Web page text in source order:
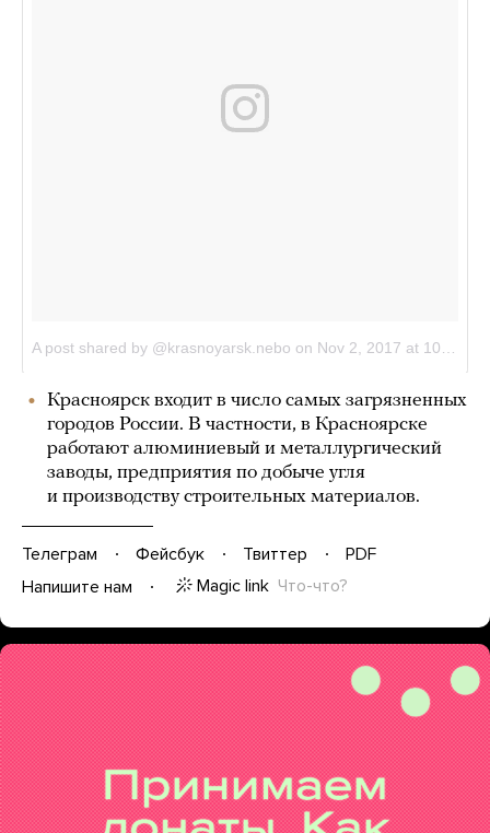
Красноярск входит в число самых загрязненных
городов России. В частности, в Красноярске
работают алюминиевый и металлургический
заводы, предприятия по добыче угля
и производству строительных материалов.
Телеграм Фейсбук Твиттер
PDF
Напишите нам
Magic link Что-что?